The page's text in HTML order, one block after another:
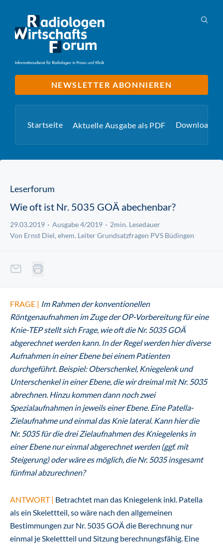
NEWSLETTER ABONNIEREN
Startseite Aktuelle Ausgabe als PDF Downloads
Leserforum
Wie oft ist Nr. 5035 GOÄ abechenbar?
29.03.2019 Ausgabe 4/2019
2min. Lesedauer
Von Ernst Diel, ehem. Leiter Grundsatzfragen PVS Büdingen
FRAGE | Im Rahmen der konventionellen
Röntgenaufnahmen im Zuge der OP-Vorbereitung für eine
Knie-TEP stellt sich Frage, wie oft die Nr. 5035 GOÄ
abgerechnet werden kann. In der Regel werden hier diverse
Aufnahmen in einer Ebene bei einem Patienten
durchgeführt. Beispiel: Oberschenkel, Kniegelenk und
Unterschenkel in einer Ebene, die wir dreimal mit Nr. 5035
abrechnen. Hinzu kommen dann noch zwei
Spezialaufnahmen in jeweils einer Ebene. Eine Patella-
Zielaufnahme und einmal das Knie lateral. Kann hier die
Nr. 5035 für die drei Zielaufnahmen des Kniegelenks in
einer Ebene nur einmal abgerechnet werden (ggf. mit
Steigerung) oder wäre es möglich, die Nr. 5035 insgesamt
fünfmal abzurechnen?
ANTWORT | Betrachtet man das Kniegelenk inkl. Patella
als ein Skelettteil, so wäre nach den allgemeinen
Bestimmungen zur Nr. 5035 GOÄ die Berechnung nur
einmal je Skelettteil und Sitzung berechnungsfähig. Eine